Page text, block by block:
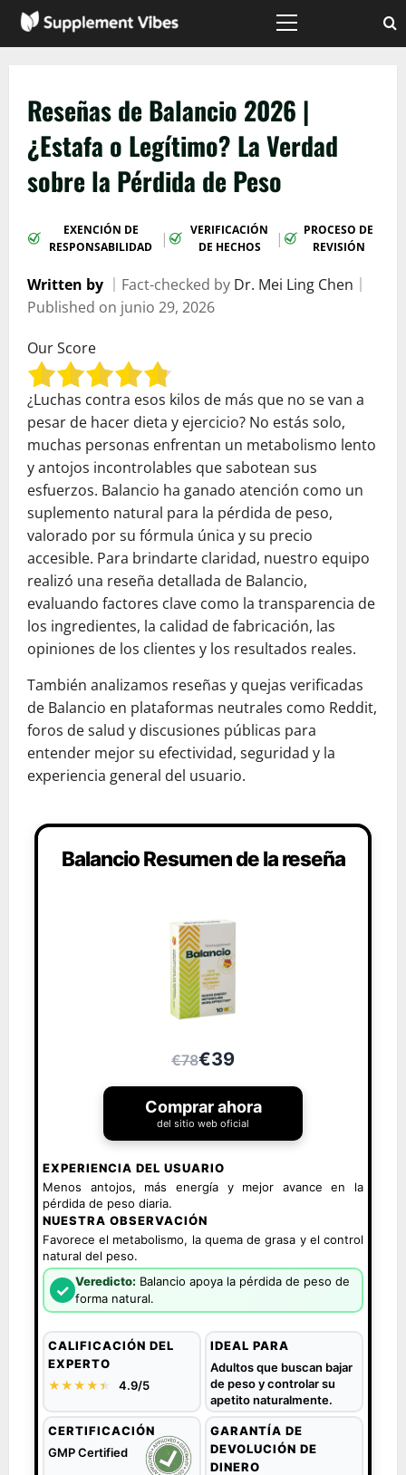
Saltar
Menú
Reseñas de Balancio 2026 |
¿Estafa o Legítimo? La Verdad
sobre la Pérdida de Peso
EXENCIÓN DE
RESPONSABILIDAD
|
VERIFICACIÓN
DE HECHOS
|
PROCESO DE
REVISIÓN
Written by Fact-checked by Dr. Mei Ling Chen
Published on junio 29, 2026
Our Score
¿Luchas contra esos kilos de más que no se van a
pesar de hacer dieta y ejercicio? No estás solo,
muchas personas enfrentan un metabolismo lento
y antojos incontrolables que sabotean sus
esfuerzos. Balancio ha ganado atención como un
suplemento natural para la pérdida de peso,
valorado por su fórmula única y su precio
accesible. Para brindarte claridad, nuestro equipo
realizó una reseña detallada de Balancio,
evaluando factores clave como la transparencia de
los ingredientes, la calidad de fabricación, las
opiniones de los clientes y los resultados reales.
También analizamos reseñas y quejas verificadas
de Balancio en plataformas neutrales como Reddit,
foros de salud y discusiones públicas para
entender mejor su efectividad, seguridad y la
experiencia general del usuario.
Balancio Resumen de la reseña
€78€39
Comprar ahora
del sitio web oficial
EXPERIENCIA DEL USUARIO
Menos antojos, más energía y mejor avance en la
pérdida de peso diaria.
NUESTRA OBSERVACIÓN
Favorece el metabolismo, la quema de grasa y el control
natural del peso.
✓ Veredicto: Balancio apoya la pérdida de peso de
forma natural.
CALIFICACIÓN DEL
EXPERTO
★★★★★
★ 4.9/5
IDEAL PARA
Adultos que buscan bajar
de peso y controlar su
apetito naturalmente.
CERTIFICACIÓN
GMP Certified
GARANTÍA DE
DEVOLUCIÓN DE
DINERO